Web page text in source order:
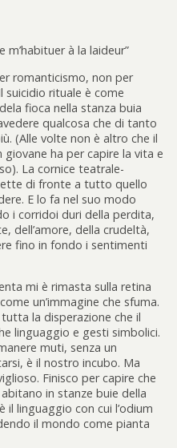
m’habituer à la laideur”
romanticismo, non per
suicidio rituale è come
fioca nella stanza buia
qualcosa che di tanto
(Alle volte non è altro che il
ha per capire la vita e
La cornice teatrale-
di fronte a tutto quello
E lo fa nel suo modo
i corridoi duri della perdita,
dell’amore, della crudeltà,
fino in fondo i sentimenti
mi è rimasta sulla retina
un’immagine che sfuma.
tutta la disperazione che il
linguaggio e gesti simbolici.
muti, senza un
è il nostro incubo. Ma
Finisco per capire che
in stanze buie della
il linguaggio con cui l’odium
il mondo come pianta